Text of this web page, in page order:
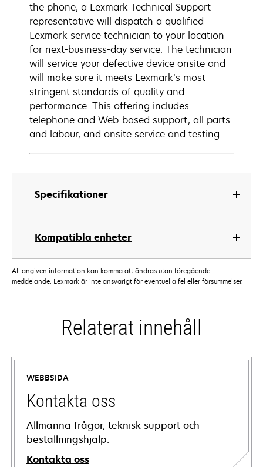
Specifikationer
Kompatibla enheter
the phone, a Lexmark Technical Support
representative will dispatch a qualified
Lexmark service technician to your location
for next-business-day service. The technician
will service your defective device onsite and
will make sure it meets Lexmark’s most
stringent standards of quality and
performance. This offering includes
telephone and Web-based support, all parts
and labour, and onsite service and testing.
All angiven information kan komma att ändras utan föregående
meddelande. Lexmark är inte ansvarigt för eventuella fel eller försummelser.
Relaterat innehåll
WEBBSIDA
Kontakta oss
Allmänna frågor, teknisk support och
beställningshjälp.
Kontakta oss